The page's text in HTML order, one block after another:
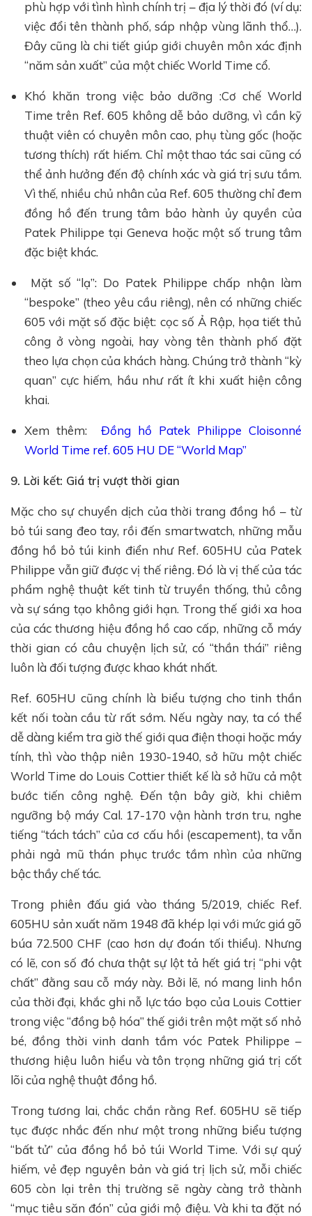
phù hợp với tình hình chính trị – địa lý thời đó (ví dụ:
việc đổi tên thành phố, sáp nhập vùng lãnh thổ…).
Đây cũng là chi tiết giúp giới chuyên môn xác định
“năm sản xuất” của một chiếc World Time cổ.
Khó khăn trong việc bảo dưỡng :Cơ chế World
Time trên Ref. 605 không dễ bảo dưỡng, vì cần kỹ
thuật viên có chuyên môn cao, phụ tùng gốc (hoặc
tương thích) rất hiếm. Chỉ một thao tác sai cũng có
thể ảnh hưởng đến độ chính xác và giá trị sưu tầm.
Vì thế, nhiều chủ nhân của Ref. 605 thường chỉ đem
đồng hồ đến trung tâm bảo hành ủy quyền của
Patek Philippe tại Geneva hoặc một số trung tâm
đặc biệt khác.
Mặt số “lạ”: Do Patek Philippe chấp nhận làm
“bespoke” (theo yêu cầu riêng), nên có những chiếc
605 với mặt số đặc biệt: cọc số Ả Rập, họa tiết thủ
công ở vòng ngoài, hay vòng tên thành phố đặt
theo lựa chọn của khách hàng. Chúng trở thành “kỳ
quan” cực hiếm, hầu như rất ít khi xuất hiện công
khai.
Xem thêm:
Đồng hồ Patek Philippe Cloisonné
World Time ref. 605 HU DE “World Map”
9. Lời kết: Giá trị vượt thời gian
Mặc cho sự chuyển dịch của thời trang đồng hồ – từ
bỏ túi sang đeo tay, rồi đến smartwatch, những mẫu
đồng hồ bỏ túi kinh điển như Ref. 605HU của Patek
Philippe vẫn giữ được vị thế riêng. Đó là vị thế của tác
phẩm nghệ thuật kết tinh từ truyền thống, thủ công
và sự sáng tạo không giới hạn. Trong thế giới xa hoa
của các thương hiệu đồng hồ cao cấp, những cỗ máy
thời gian có câu chuyện lịch sử, có “thần thái” riêng
luôn là đối tượng được khao khát nhất.
Ref. 605HU cũng chính là biểu tượng cho tinh thần
kết nối toàn cầu từ rất sớm. Nếu ngày nay, ta có thể
dễ dàng kiểm tra giờ thế giới qua điện thoại hoặc máy
tính, thì vào thập niên 1930-1940, sở hữu một chiếc
World Time do Louis Cottier thiết kế là sở hữu cả một
bước tiến công nghệ. Đến tận bây giờ, khi chiêm
ngưỡng bộ máy Cal. 17-170 vận hành trơn tru, nghe
tiếng “tách tách” của cơ cấu hồi (escapement), ta vẫn
phải ngả mũ thán phục trước tầm nhìn của những
bậc thầy chế tác.
Trong phiên đấu giá vào tháng 5/2019, chiếc Ref.
605HU sản xuất năm 1948 đã khép lại với mức giá gõ
búa 72.500 CHF (cao hơn dự đoán tối thiểu). Nhưng
có lẽ, con số đó chưa thật sự lột tả hết giá trị “phi vật
chất” đằng sau cỗ máy này. Bởi lẽ, nó mang linh hồn
của thời đại, khắc ghi nỗ lực táo bạo của Louis Cottier
trong việc “đồng bộ hóa” thế giới trên một mặt số nhỏ
bé, đồng thời vinh danh tầm vóc Patek Philippe –
thương hiệu luôn hiểu và tôn trọng những giá trị cốt
lõi của nghệ thuật đồng hồ.
Trong tương lai, chắc chắn rằng Ref. 605HU sẽ tiếp
tục được nhắc đến như một trong những biểu tượng
“bất tử” của đồng hồ bỏ túi World Time. Với sự quý
hiếm, vẻ đẹp nguyên bản và giá trị lịch sử, mỗi chiếc
605 còn lại trên thị trường sẽ ngày càng trở thành
“mục tiêu săn đón” của giới mộ điệu. Và khi ta đặt nó